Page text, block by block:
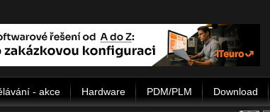
- akce Hardware PDM/PLM Download